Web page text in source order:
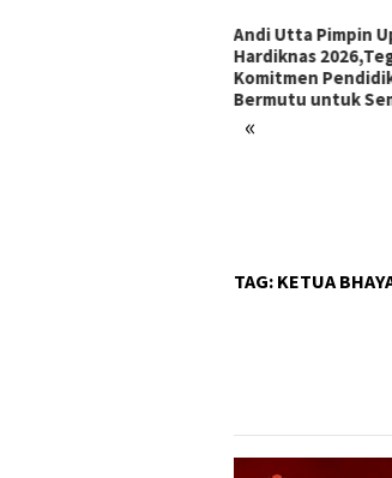
«
Jelang Hari Jadi
ke – 66 Tahun:
Investasi,
Masa Depan
TAG: KETUA